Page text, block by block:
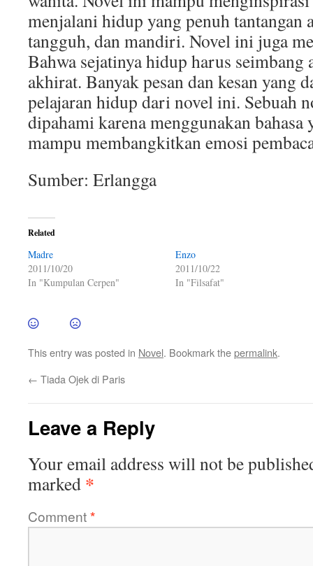
menjalani hidup yang penuh tantangan
tangguh, dan mandiri. Novel ini juga
Bahwa sejatinya hidup harus seimbang
akhirat. Banyak pesan dan kesan yang
pelajaran hidup dari novel ini. Sebuah
dipahami karena menggunakan bahasa
mampu membangkitkan emosi
Sumber: Erlangga
Related
Madre
2011/10/20
In "Kumpulan Cerpen"
Enzo
2011/10/22
In "Filsafat"
This entry was posted in Novel. Bookmark thepermalink.
← Tiada Ojek di Paris
Leave a Reply
Your email address will not be
marked *
Comment*